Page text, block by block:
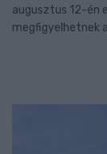
augusztus 12-én
megfigyelhetnek